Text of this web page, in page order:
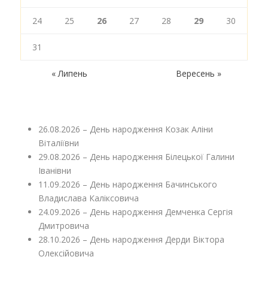
24 25 26 27 28 29 30
31
« Липень Вересень »
26.08.2026 – День народження Козак Аліни
Віталіївни
29.08.2026 – День народження Білецької Галини
Іванівни
11.09.2026 – День народження Бачинського
Владислава Каліксовича
24.09.2026 – День народження Демченка Сергія
Дмитровича
28.10.2026 – День народження Дерди Віктора
Олексійовича